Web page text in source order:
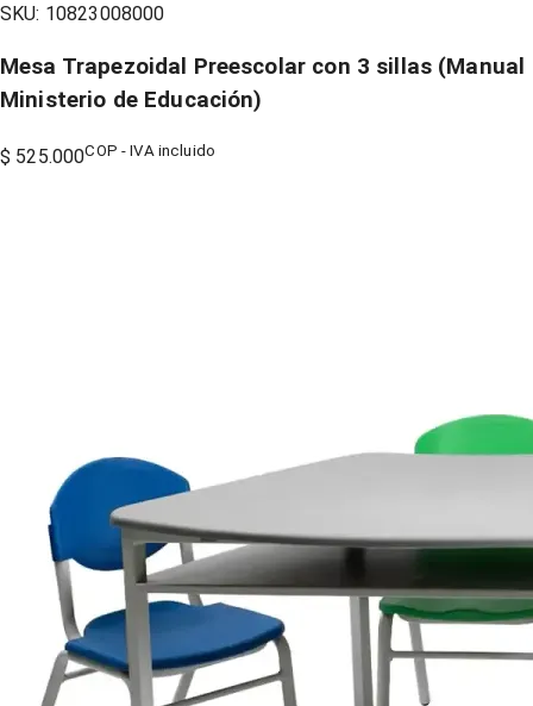
SKU: 10823008000
Mesa Trapezoidal Preescolar con 3 sillas (Manual
Ministerio de Educación)
$ 525.000COP - IVA incluido